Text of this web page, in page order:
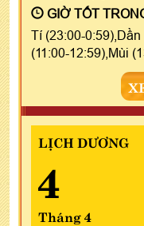
GIỜ TỐT
Tí (23:00-
(11:00-12:59),Mùi
LỊCH DƯƠNG
4
Tháng 4